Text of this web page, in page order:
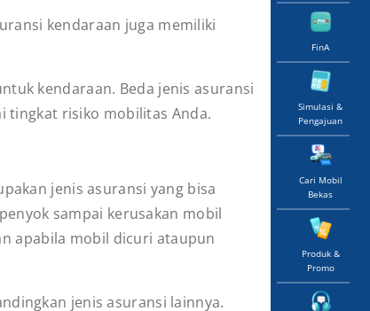
FinA
Simulasi &
Pengajuan
Cari Mobil
Bekas
Produk &
Promo
kendaraan juga memiliki
kendaraan. Beda jenis asuransi
tingkat risiko mobilitas Anda.
jenis asuransi yang bisa
sampai kerusakan mobil
apabila mobil dicuri ataupun
jenis asuransi lainnya.